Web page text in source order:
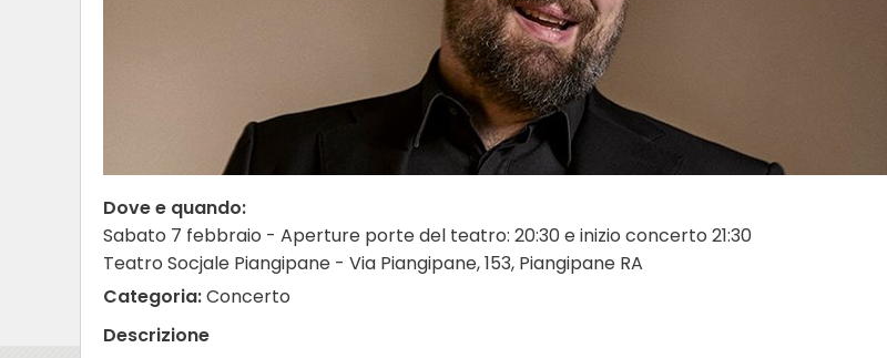
Dove e quando:
Sabato 7 febbraio - Aperture porte del teatro: 20:30 e inizio concerto 21:30
Teatro Socjale Piangipane - Via Piangipane, 153, Piangipane RA
Categoria:Concerto
Descrizione